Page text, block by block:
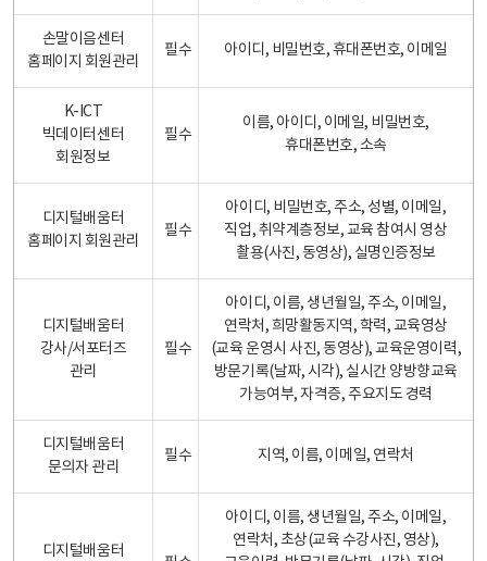
손말이음센터
홈페이지 회원관리
필수 아이디, 비밀번호, 휴대폰번호, 이메일
K-ICT
빅데이터센터
회원정보
필수
이름, 아이디, 이메일, 비밀번호,
휴대폰번호, 소속
디지털배움터
홈페이지 회원관리
필수
아이디, 비밀번호, 주소, 성별, 이메일,
직업, 취약계층정보, 교육 참여시 영상
촬용(사진, 동영상), 실명인증정보
디지털배움터
강사/서포터즈
관리
필수
아이디, 이름, 생년월일, 주소, 이메일,
연락처, 희망활동지역, 학력, 교육영상
(교육 운영시 사진, 동영상), 교육운영이력,
방문기록(날짜, 시각), 실시간 양방향교육
가능여부, 자격증, 주요지도 경력
디지털배움터
문의자 관리
필수 지역, 이름, 이메일, 연락처
디지털배움터
아이디, 이름, 생년월일, 주소, 이메일,
연락처, 초상(교육 수강사진, 영상),